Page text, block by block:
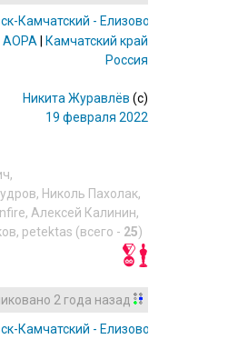
Камчатский - Елизово
AOPA
Камчатский край
Россия
Никита Журавлёв (c)
19 февраля 2022
,
, Николь Пахолак,
, Алексей Калинин,
, petektas (всего - 25)
2 года назад
Камчатский - Елизово